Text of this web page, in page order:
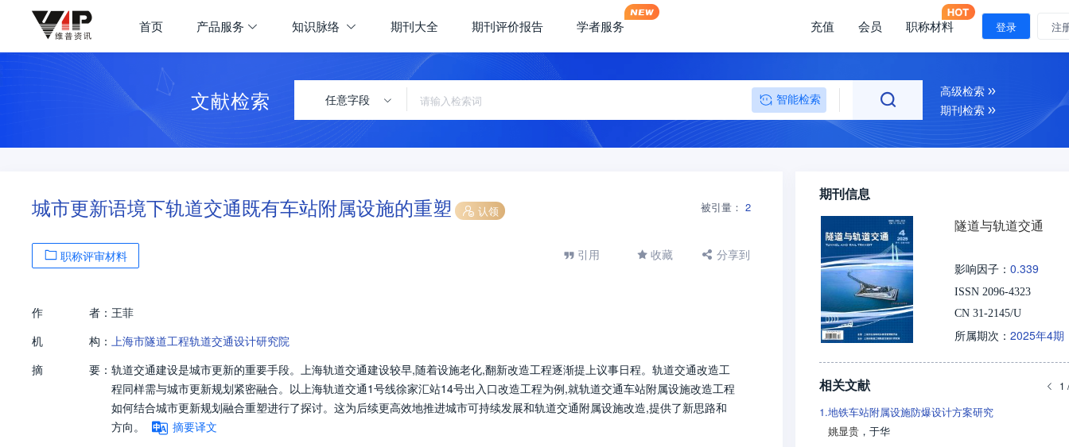
首页 产品服务 知识脉络 期刊大全 期刊评价报告 学者服务 充值 会员 职称材料 登录 注
文献检索 任意字段 智能检索
高级检索
期刊检索
城市更新语境下轨道交通既有车站附属设施的重塑 认领 被引量： 2
职称评审材料 引用 收藏 分享到
作 者： 王菲
机
构： 上海市隧道工程轨道交通设计研究院
摘
要： 轨道交通建设是城市更新的重要手段。上海轨道交通建设较早,随着设施老化,翻新改造工程逐渐提上议事日程。轨道交通改造工
程同样需与城市更新规划紧密融合。以上海轨道交通1号线徐家汇站14号出入口改造工程为例,就轨道交通车站附属设施改造工程
如何结合城市更新规划融合重塑进行了探讨。这为后续更高效地推进城市可持续发展和轨道交通附属设施改造,提供了新思路和
方向。
摘要译文
期刊信息
隧道与轨道交通
影响因子： 0.339
ISSN 2096-4323
CN 31-2145/U
所属期次： 2025年4期
相关文献 1
1.地铁车站附属设施防爆设计方案研究
姚显贵 ， 于华